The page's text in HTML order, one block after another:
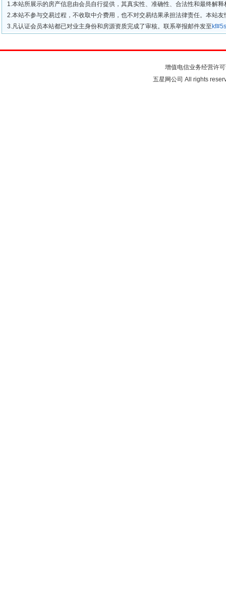
1.本站所展示的房产信息由会员自行提供，其真实性、准确性、合法性和最终解
2.本站不参与交易过程，不收取中介费用，也不对交易结果承担法律责任。本站
3.凡认证会员本站都已对业主身份和房源资质完成了审核。联系举报邮件发至
增值电信业务经营许
五星网公司 All rights